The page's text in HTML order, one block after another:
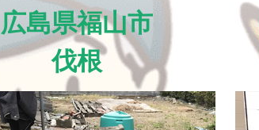
広島県福山市
伐根